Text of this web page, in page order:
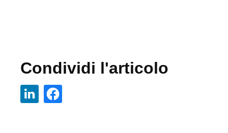
Condividi l'articolo